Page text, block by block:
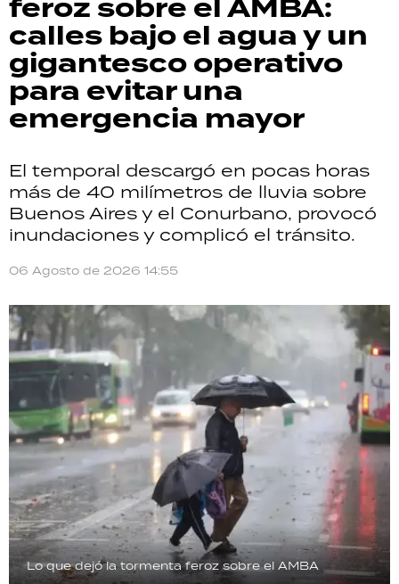
feroz sobre el AMBA:
calles bajo el agua y un
gigantesco operativo
para evitar una
emergencia mayor
El temporal descargó en pocas horas
más de 40 milímetros de lluvia sobre
Buenos Aires y el Conurbano, provocó
inundaciones y complicó el tránsito.
06 Agosto de 2026 14:55
Lo que dejó la tormenta feroz sobre el AMBA